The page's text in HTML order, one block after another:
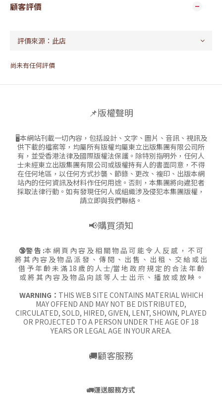
顧客評價
尚未有任何評價
📌版權聲明
🖥本網站刊載一切內容，包括設計、文字、圖片、音訊、視訊及
供下載的檔案等，均屬所有版權均屬東立出版集團有限公司所
有，並受香港法律及國際版權法保護。除特別指明外，任何人
士未經東立出版集團有限公司或版權持有人的書面同意，不得
在任何地區，以任何方式抄襲、節錄、更改、複印、出版本網
站內的任何資訊及材料作任何用途。否則，本集團將向違犯者
採取法律行動。如有發現任何人或組織涉及侵犯本集團版權，
請立即與我們聯絡。
📢購買須知
🔞警 告 :本 網 頁 內 容 及 相 關 物 品 可 能 令 人 反 感 ， 不 可
將 其 內 容 及 物 品 派 發 、 傳 閱 、 出 售 、 出 租 、 交 給 或 出
借 予 年 齡 未 滿 18 歲 的 人 士/當 地 政 府 規 定 的 合 法 年 齡
或 將 其 內 容 及 物 品 向 該 等 人 士 出 示 、 播 放 或 放 映 。
WARNING： THIS WEB SITE CONTAINS MATERIAL WHICH
MAY OFFEND AND MAY NOT BE DISTRIBUTED,
CIRCULATED, SOLD, HIRED, GIVEN, LENT, SHOWN, PLAYED
OR PROJECTED TO A PERSON UNDER THE AGE OF 18
YEARS OR LEGAL AGE IN YOUR AREA.
🚚顧客服務
🚛運送服務方式